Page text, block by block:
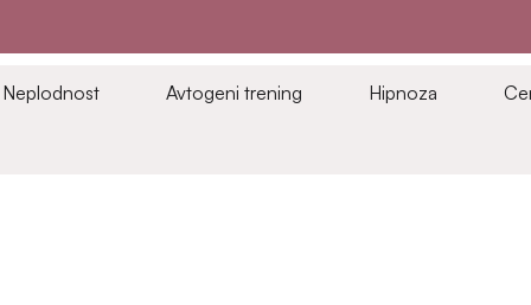
Neplodnost Avtogeni trening Hipnoza